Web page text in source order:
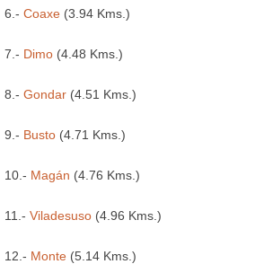
6.- Coaxe (3.94 Kms.)
7.- Dimo (4.48 Kms.)
8.- Gondar (4.51 Kms.)
9.- Busto (4.71 Kms.)
10.- Magán (4.76 Kms.)
11.- Viladesuso (4.96 Kms.)
12.- Monte (5.14 Kms.)